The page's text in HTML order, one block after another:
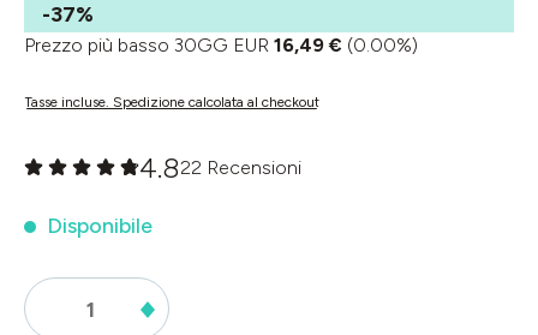
-37%
Prezzo più basso 30GG EUR 16,49 € (0.00%)
Tasse incluse. Spedizione calcolata al checkout
4.822 Recensioni
Disponibile